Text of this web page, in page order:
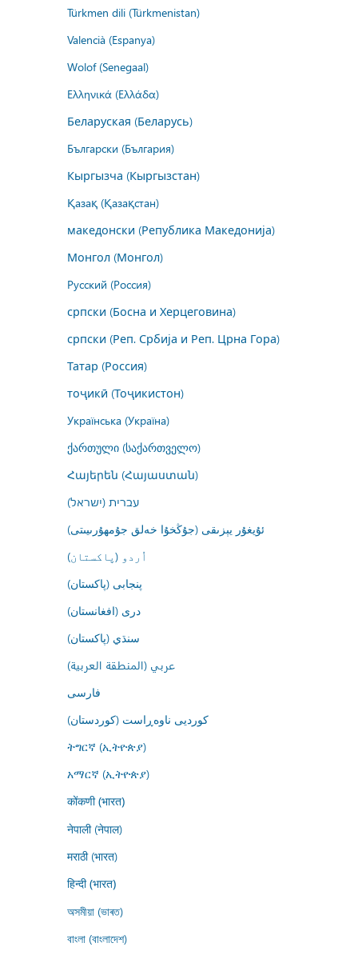
Türkmen dili (Türkmenistan)
Valencià (Espanya)
Wolof (Senegaal)
Ελληνικά (Ελλάδα)
Беларуская (Беларусь)
Български (България)
Кыргызча (Кыргызстан)
Қазақ (Қазақстан)
македонски (Република Македонија)
Монгол (Монгол)
Русский (Россия)
српски (Босна и Херцеговина)
српски (Реп. Србија и Реп. Црна Гора)
Татар (Россия)
тоҷикӣ (Тоҷикистон)
Українська (Україна)
ქართული (საქართველო)
Հայերեն (Հայաստան)
עברית (ישראל)
ئۇيغۇر يېزىقى (جۇڭخۇا خەلق جۇمھۇرىيىتى)
اُردو (پاکستان)
پنجابی (پاکستان)
درى (افغانستان)
سنڌي (پاکستان)
عربي (المنطقة العربية)
فارسى
کوردیی ناوەڕاست (کوردستان)
ትግርኛ (ኢትዮጵያ)
አማርኛ (ኢትዮጵያ)
कोंकणी (भारत)
नेपाली (नेपाल)
मराठी (भारत)
हिन्दी (भारत)
অসমীয়া (ভাৰত)
বাংলা (বাংলাদেশ)